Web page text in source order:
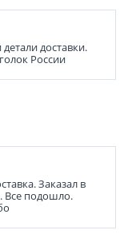
доставки.
России
Заказал в
Все подошло.